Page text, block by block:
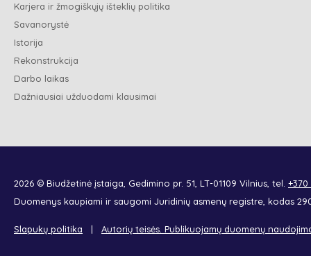
Karjera ir žmogiškųjų išteklių politika
Savanorystė
Istorija
Rekonstrukcija
Darbo laikas
Dažniausiai užduodami klausimai
2026 © Biudžetinė įstaiga, Gedimino pr. 51, LT-01109 Vilnius, tel.
Duomenys kaupiami ir saugomi Juridinių asmenų registre, kodas
Slapukų politika Autorių teisės. Publikuojamų duomenų